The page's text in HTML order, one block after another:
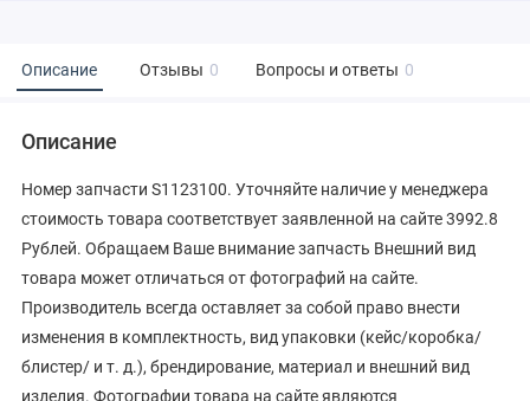
Описание Отзывы 0 Вопросы и ответы 0
Описание
Номер запчасти S1123100. Уточняйте наличие у менеджера
стоимость товара соответствует заявленной на сайте 3992.8
Рублей. Обращаем Ваше внимание запчасть Внешний вид
товара может отличаться от фотографий на сайте.
Производитель всегда оставляет за собой право внести
изменения в комплектность, вид упаковки (кейс/коробка/
блистер/ и т. д.), брендирование, материал и внешний вид
изделия. Фотографии товара на сайте являются